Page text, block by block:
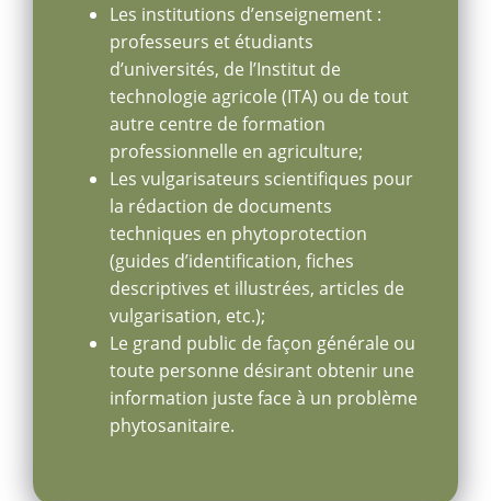
Les institutions d’enseignement :
professeurs et étudiants
d’universités, de l’Institut de
technologie agricole (ITA) ou de tout
autre centre de formation
professionnelle en agriculture;
Les vulgarisateurs scientifiques pour
la rédaction de documents
techniques en phytoprotection
(guides d’identification, fiches
descriptives et illustrées, articles de
vulgarisation, etc.);
Le grand public de façon générale ou
toute personne désirant obtenir une
information juste face à un problème
phytosanitaire.